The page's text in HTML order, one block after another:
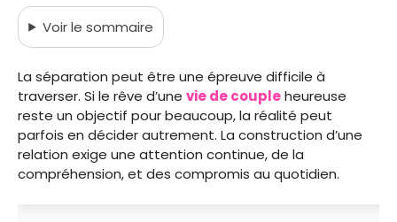
Voirle sommaire
La séparation peut être une épreuve difficile à
traverser. Si le rêve d’une vie de coupleheureuse
reste un objectif pour beaucoup, la réalité peut
parfois en décider autrement. La construction d’une
relation exige une attention continue, de la
compréhension, et des compromis au quotidien.